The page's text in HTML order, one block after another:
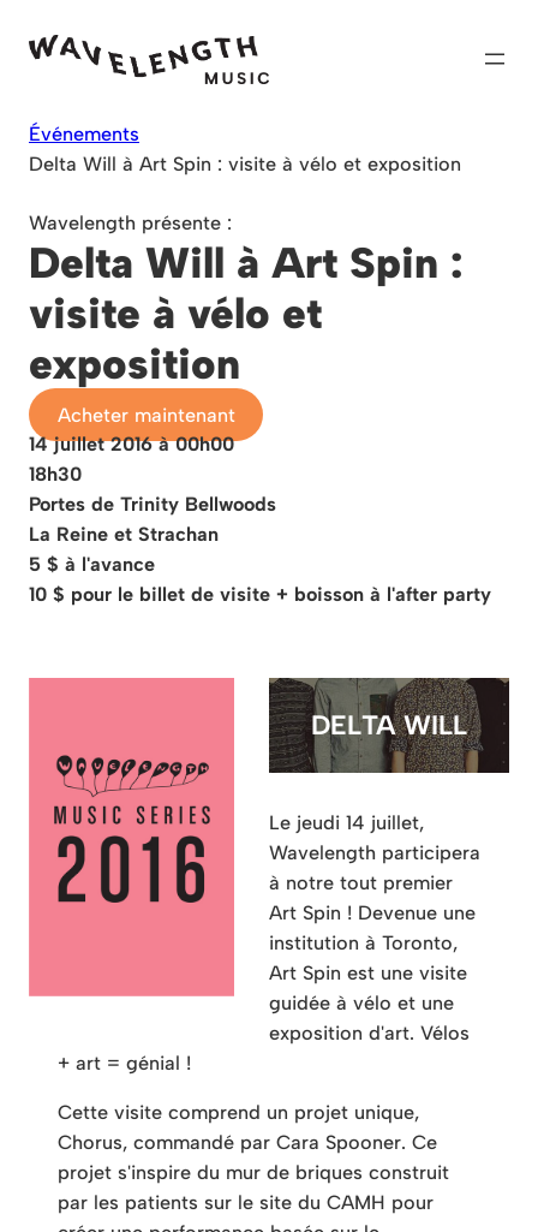
Événements
Delta Will à Art Spin : visite à vélo et exposition
Wavelength présente :
Delta Will à Art Spin :
visite à vélo et
exposition
Acheter maintenant
14 juillet 2016 à 00h00
18h30
Portes de Trinity Bellwoods
La Reine et Strachan
5 $ à l'avance
10 $ pour le billet de visite + boisson à l'after party
DELTA WILL
Le jeudi 14 juillet,
Wavelength participera
à notre tout premier
Art Spin ! Devenue une
institution à Toronto,
Art Spin est une visite
guidée à vélo et une
exposition d'art. Vélos
+ art = génial !
Cette visite comprend un projet unique,
Chorus, commandé par Cara Spooner. Ce
projet s'inspire du mur de briques construit
par les patients sur le site du CAMH pour